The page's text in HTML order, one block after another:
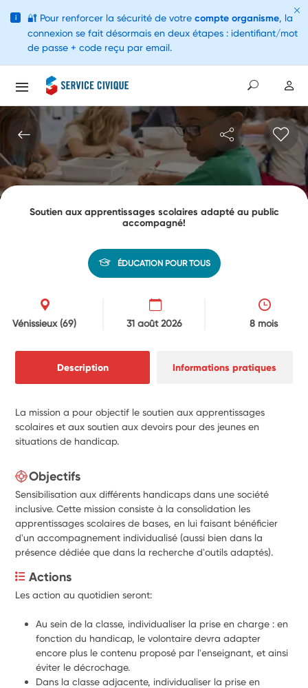
Soutien aux apprentissages scolaires adapté au public
accompagné!
ÉDUCATION POUR TOUS
Vénissieux(69) 31 août 2026 8 mois
Description Informations pratiques
La mission a pour objectif le soutien aux apprentissages
scolaires et aux soutien aux devoirs pour des jeunes en
situations de handicap.
Objectifs
Sensibilisation aux différents handicaps dans une société
inclusive. Cette mission consiste à la consolidation les
apprentissages scolaires de bases, en lui faisant bénéficier
d'un accompagnement individualisé (aussi bien dans la
présence dédiée que dans la recherche d'outils adaptés).
Actions
Les action au quotidien seront:
Au sein de la classe, individualiser la prise en charge : en
fonction du handicap, le volontaire devra adapter
encore plus le contenu proposé par l'enseignant, et ainsi
éviter le décrochage.
Dans la classe adjacente, individualiser la prise en
i 🔐 Pour renforcer la sécurité de votre compte organisme, la
connexion se fait désormais en deux étapes : identifiant/mot
de passe + code reçu par email.